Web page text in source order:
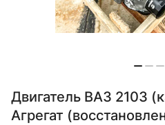
Двигатель ВАЗ 2103
Агрегат